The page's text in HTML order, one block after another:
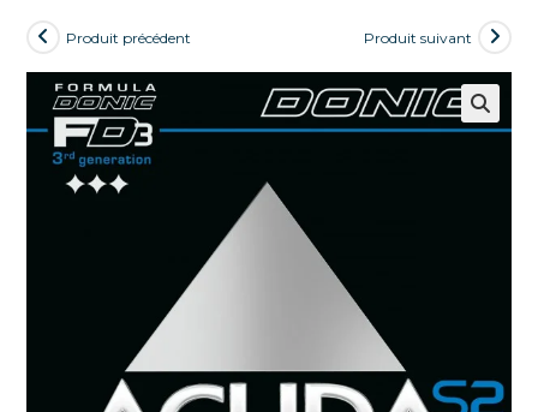
Produit précédent Produit suivant